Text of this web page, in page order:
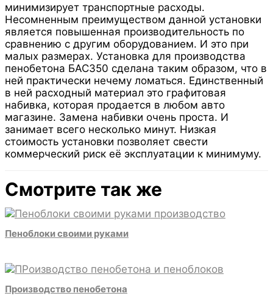
минимизирует транспортные расходы.
Несомненным преимуществом данной установки
является повышенная производительность по
сравнению с другим оборудованием. И это при
малых размерах. Установка для производства
пенобетона БАС350 сделана таким образом, что в
ней практически нечему ломаться. Единственный
в ней расходный материал это графитовая
набивка, которая продается в любом авто
магазине. Замена набивки очень проста. И
занимает всего несколько минут. Низкая
стоимость установки позволяет свести
коммерческий риск её эксплуатации к минимуму.
Смотрите так же
Пеноблоки своими руками
Производство пенобетона